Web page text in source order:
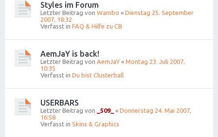
Styles im Forum
Letzter Beitrag von Wambo « Dienstag 25. September
2007, 18:32
Verfasst in FAQ & Hilfe zu CB
AemJaY is back!
Letzter Beitrag von AemJaY « Montag 23. Juli 2007,
10:35
Verfasst in Du bist Clusterball
USERBARS
Letzter Beitrag von _509_ « Donnerstag 24. Mai 2007,
16:58
Verfasst in Skins & Graphics